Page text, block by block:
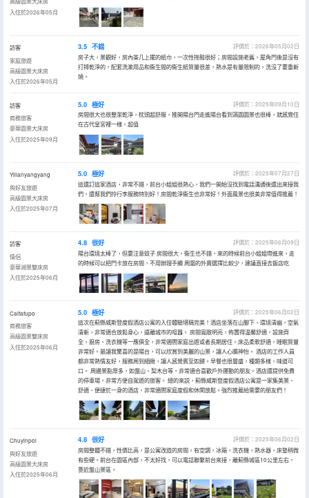
入住於2026年05月
訪客
家庭旅遊
高級園景大床房
入住於2026年05月
3.5 不錯
評價於：2026年05月02日
房子大，景觀好，房內茶几上擺的紙巾，一次性拖鞋很好；房間設施老舊，屋角門後是沒有
打掃乾淨的，配套洗漱用品和衞生間的衞生紙質量很差，熱水是有量限制的，洗沒了要重新
燒。
訪客
商務旅客
豪華園景大床房
入住於2025年09月
5.0 極好
評價於：2025年09月10日
房間很大也很整潔乾淨，枕頭超舒服，推開陽台門走進陽台看到滿園園景也很棒，就感覺住
在古代皇宮裡一樣，超值
Yilianyangyang
與好友旅遊
高級園景大床房
入住於2025年07月
5.0 極好
評價於：2025年07月27日
這還訂這家酒店，非常不錯，前台小姐姐很熱心，我們一開始沒找到電話溝通後還出來接我
們，還幫我們拎行李服務特別好！房間乾淨衞生也非常好！外面風景也很美非常值得推薦！
訪客
情侶
豪華湖景雙床房
入住於2025年06月
4.8 很好
評價於：2025年06月09日
陽台環境太棒了，但要注意蚊子 房間很大，衞生也不錯，來的時候前台小姐姐帶進來，走
的時候可以把門卡放在房間，不用辦理手續 周圍的外賣選擇比較少，建議直接去飯店吃
Caifafupo
商務旅客
高級園景雙床房
入住於2025年06月
5.0 極好
評價於：2025年06月02日
這次在薊縣威斯登度假酒店公寓的入住體驗堪稱完美！酒店坐落在山腳下，環境清幽，空氣
清新，非常適合放鬆身心，遠離城市的喧囂。 房間寬敞明亮，佈置得温馨舒適，設施齊
全，廚房、洗衣機等一應俱全，非常適閤家庭出遊或者長期居住。床品柔軟舒適，睡眠質量
非常好。最讓我驚喜的是陽台，可以欣賞到美麗的山景，讓人心曠神怡。 酒店的工作人員
都非常熱情友好，服務周到細緻，讓人感覺賓至如歸。早餐也很豐盛，種類多樣，味道可
口。 周邊景點眾多，如盤山、梨木台等，非常適合喜歡戶外運動的朋友。酒店還提供免費
的停車場，非常方便自駕遊的旅客。 總的來説，薊縣威斯登度假酒店公寓是一家集美景、
舒適、便捷於一身的酒店，非常適閤家庭度假和休閑放鬆。強烈推薦給需要的朋友們！
Chuyinpoi
與好友旅遊
高級園景大床房
入住於2025年06月
4.8 很好
評價於：2025年06月02日
房間整體不錯，性價比高，是公寓改造的房間，有空調，冰箱，洗衣機，熱水器，床墊稍微
有些硬。前台在園區內部，不太好找，可以電話聯繫前台來接，離薊縣城區10公里左右，
靠近盤山景區。